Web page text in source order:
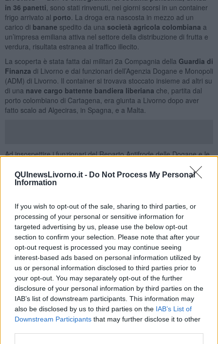
QUInewsLivorno.it - Do Not Process My Personal
Information
If you wish to opt-out of the sale, sharing to third parties, or
processing of your personal or sensitive information for
targeted advertising by us, please use the below opt-out
section to confirm your selection. Please note that after your
opt-out request is processed you may continue seeing
interest-based ads based on personal information utilized by
us or personal information disclosed to third parties prior to
your opt-out. You may separately opt-out of the further
disclosure of your personal information by third parties on the
IAB’s list of downstream participants. This information may
also be disclosed by us to third parties on the IAB’s List of
Downstream Participants that may further disclose it to other
in 36 panetti , sono stati rinvenuti, nei giorni scorsi in un container
frigo arrivato al porto . La droga era nascosta in mezzo ad un
carico di banane spedito da una società agricola colombiana a
un’impresa emiliana attiva nel settore della distribuzione di frutta e
verdura, risultata estranea al traffico illecito.
La scoperta è stata fatta dai militari 2a Compagnia della Guardia di
Finanza di Livorno e dai funzionari dell’Agenzia Dogane e Monopoli
(ADM) di Livorno. Il container si trovava stoccato insieme ad altri su
di una nave cargo battente bandiera liberiana che, partita dal
porto colombiano di Cartagena, era giunta a Livorno dopo aver
fatto scalo ad Algeciras, in Spagna, e a Malta.
Ad insospettire i funzionari del Reparto Antifrode delle Dogane e le
in corrispondenza del motore di refrigerazione di uno di questi
container. L’ispezione dei vani retrostanti le botole ha poi portato
sottoposti a sequestro.
L’attività delle Dogane e della Guardia di Finanza è stata coordinata
dal Pm di turno presso la Procura della Repubblica di Livorno, che
ha convalidato il sequestro. La droga, qualora fosse stata tagliata e
spacciata al dettaglio, avrebbe generato un volume d’affari
sommerso e indebito, quantificabile in6,4 milioni di euro.
Il porto di Livorno, punto nodale dei traffici mercantili internazionali,
si caratterizza per l’ingente flusso di merci, contando annualmente
l’ingresso di circa 900 navi portacontainer, con una media di 1.000
container frigo al mese provenienti dal Sud America. Le analisi di
rischio sviluppate dall’Agenzia Dogane e Monopoli e dalle Fiamme
Gialle di Livorno, queste ultime sotto il coordinamento del